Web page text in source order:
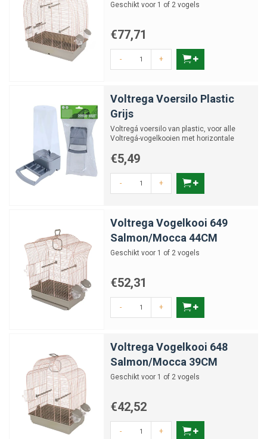
Geschikt voor 1 of 2 vogels
€77,71
- +
Voltrega Voersilo Plastic
Grijs
Voltregá voersilo van plastic, voor alle
Voltregá-vogelkooien met horizontale
€5,49
- +
Voltrega Vogelkooi 649
Salmon/Mocca 44CM
Geschikt voor 1 of 2 vogels
€52,31
- +
Voltrega Vogelkooi 648
Salmon/Mocca 39CM
Geschikt voor 1 of 2 vogels
€42,52
- +